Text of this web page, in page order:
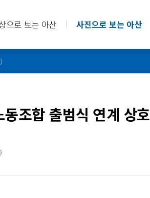
으로 보는 아산 사진으로 보는 아산
조합 출범식 연계 상호